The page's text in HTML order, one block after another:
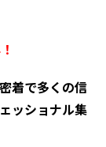
着で多くの信
ッショナル集